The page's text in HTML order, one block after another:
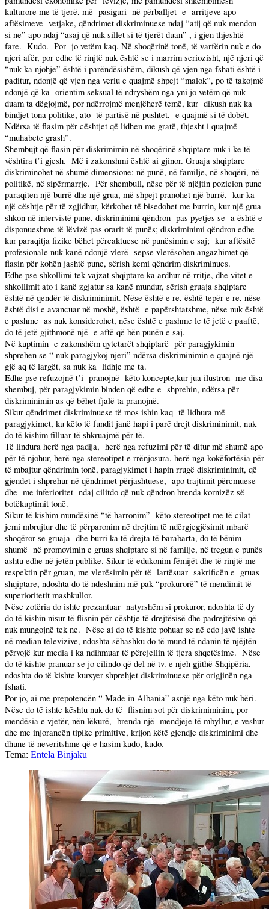
kulturore me të tjerë, më pasiguri në përballjet e arritjeve apo
aftësimeve vetjake, qëndrimet diskriminuese ndaj “atij që nuk mendon
si ne” apo ndaj “asaj që nuk sillet si të tjerët duan” , i gjen thjeshtë
fare. Kudo. Por jo vetëm kaq. Në shoqërinë tonë, të varfërin nuk e do
njeri afër, por edhe të rinjtë nuk është se i marrim seriozisht, një njeri që
“nuk ka njohje” është i parëndësishëm, dikush që vjen nga fshati është i
paditur, ndonjë që vjen nga veriu e quajmë shpejt “malok”, po të takojmë
ndonjë që ka orientim seksual të ndryshëm nga yni jo vetëm që nuk
duam ta dëgjojmë, por ndërrojmë menjëherë temë, kur dikush nuk ka
bindjet tona politike, ato të partisë në pushtet, e quajmë si të dobët.
Ndërsa të flasim për cështjet që lidhen me gratë, thjesht i quajmë
“muhabete grash”.
Shembujt që flasin për diskrimimin në shoqërinë shqiptare nuk i ke të
vështira t’i gjesh. Më i zakonshmi është ai gjinor. Gruaja shqiptare
diskriminohet në shumë dimensione: në punë, në familje, në shoqëri, në
politikë, në sipërmarrje. Për shembull, nëse për të njëjtin pozicion pune
paraqiten një burrë dhe një grua, më shpejt pranohet një burrë, kur ka
një cështje për të zgjidhur, kërkohet të bisedohet me burrin, kur një grua
shkon në intervistë pune, diskriminimi qëndron pas pyetjes se a është e
disponueshme të lëvizë pas orarit të punës; diskriminimi qëndron edhe
kur paraqitja fizike bëhet përcaktuese në punësimin e saj; kur aftësitë
profesionale nuk kanë ndonjë vlerë sepse vlerësohen angazhimet që
flasin për kohën jashtë pune, sërish kemi qëndrim diskriminues.
Edhe pse shkollimi tek vajzat shqiptare ka ardhur në rritje, dhe vitet e
shkollimit ato i kanë zgjatur sa kanë mundur, sërish gruaja shqiptare
është në qendër të diskriminimit. Nëse është e re, është tepër e re, nëse
është disi e avancuar në moshë, është e papërshtatshme, nëse nuk është
e pashme as nuk konsiderohet, nëse është e pashme le të jetë e paaftë,
do të jetë gjithmonë një e aftë që bën punën e saj.
Në kuptimin e zakonshëm qytetarët shqiptarë për paragjykimin
shprehen se “ nuk paragjykoj njeri” ndërsa diskriminimin e quajnë një
gjë aq të largët, sa nuk ka lidhje me ta.
Edhe pse refuzojnë t’i pranojnë këto koncepte,kur jua ilustron me disa
shembuj, për paragjykimin binden që edhe e shprehin, ndërsa për
diskriminimin as që bëhet fjalë ta pranojnë.
Sikur qëndrimet diskriminuese të mos ishin kaq të lidhura më
paragjykimet, ku këto të fundit janë hapi i parë drejt diskriminimit, nuk
do të kishim filluar të shkruajmë për të.
Të lindura herë nga padija, herë nga refuzimi për të ditur më shumë apo
për të njohur, herë nga stereotipet e rrënjosura, herë nga kokëfortësia për
të mbajtur qëndrimin tonë, paragjykimet i hapin rrugë diskriminimit, që
gjendet i shprehur në qëndrimet përjashtuese, apo trajtimit përcmuese
dhe me inferioritet ndaj cilitdo që nuk qëndron brenda kornizëz së
botëkuptimit tonë.
Sikur të kishim mundësinë “të harronim” këto stereotipet me të cilat
jemi mbrujtur dhe të përparonim në drejtim të ndërgjegjësimit mbarë
shoqëror se gruaja dhe burri ka të drejta të barabarta, do të bënim
shumë në promovimin e gruas shqiptare si në familje, në tregun e punës
ashtu edhe në jetën publike. Sikur të edukonim fëmijët dhe të rinjtë me
respektin për gruan, me vlerësimin për të lartësuar sakrificën e gruas
shqiptare, ndoshta do të ndeshnim më pak “prokurorë” të mendimit të
superioritetit mashkullor.
Nëse zotëria do ishte prezantuar natyrshëm si prokuror, ndoshta të dy
do të kishin nisur të flisnin për cështje të drejtësisë dhe padrejtësive që
nuk mungojnë tek ne. Nëse ai do të kishte pohuar se në cdo javë ishte
në median televizive, ndoshta sëbashku do të mund të ndanin të njëjtën
përvojë kur media i ka ndihmuar të përcjellin të tjera shqetësime. Nëse
do të kishte pranuar se jo cilindo që del në tv. e njeh gjithë Shqipëria,
ndoshta do të kishte kursyer shprehjet diskriminuese për origjinën nga
fshati.
Por jo, ai me prepotencën “ Made in Albania” asnjë nga këto nuk bëri.
Nëse do të ishte kështu nuk do të flisnim sot për diskrimiminim, por
mendësia e vjetër, nën lëkurë, brenda një mendjeje të mbyllur, e veshur
dhe me injorancën tipike primitive, krijon këtë gjendje diskriminimi dhe
dhune të neveritshme që e hasim kudo, kudo.
Tema: Entela Binjaku